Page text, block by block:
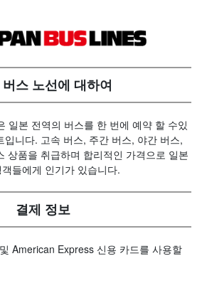
스 노선에 대하여
일본 전역의 버스를 한 번에 예약 할 수있
입니다. 고속 버스, 주간 버스, 야간 버스,
상품을 취급하며 합리적인 가격으로 일본
들에게 인기가 있습니다.
결제 정보
American Express 신용 카드를 사용할